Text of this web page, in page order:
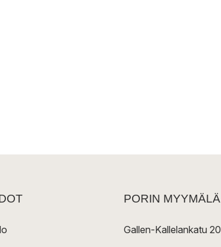
PORIN MYYMÄLÄ
Gallen-Kallelankatu 20